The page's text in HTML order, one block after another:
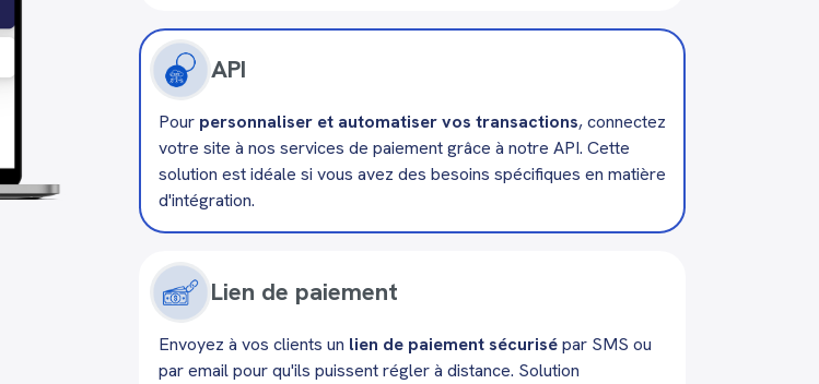
API
Pour personnaliser et automatiser vos transactions, connectez
votre site à nos services de paiement grâce à notre API. Cette
solution est idéale si vous avez des besoins spécifiques en matière
d'intégration.
Lien de paiement
Envoyez à vos clients un lien de paiement sécurisépar SMS ou
par email pour qu'ils puissent régler à distance. Solution